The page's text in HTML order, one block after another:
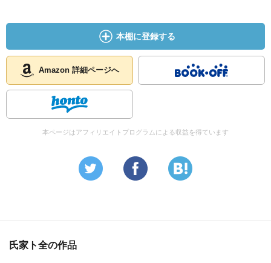
本棚に登録する
Amazon 詳細ページへ
本ページはアフィリエイトプログラムによる収益を得ています
氏家ト全の作品